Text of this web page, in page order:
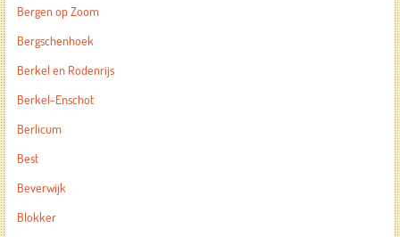
Bergen op Zoom
Bergschenhoek
Berkel en Rodenrijs
Berkel-Enschot
Berlicum
Best
Beverwijk
Blokker